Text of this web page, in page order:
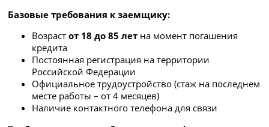
Базовые требования к заемщику:
Возрастот 18 до 85 лет на момент погашения
кредита
Постоянная регистрация на территории
Российской Федерации
Официальное трудоустройство (стаж на последнем
месте работы – от 4 месяцев)
Наличие контактного телефона для связи